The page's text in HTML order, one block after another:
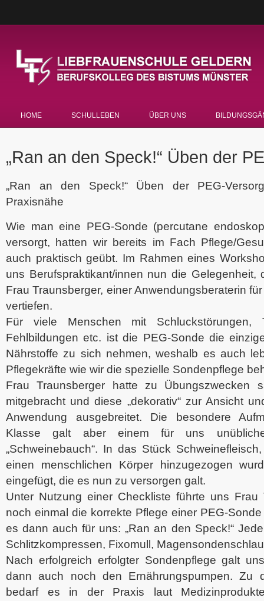
HOME SCHULLEBEN ÜBER UNS
„Ran an den Speck!“ Üben der
„Ran an den Speck!“ Üben der PEG-
Praxisnähe
Wie man eine PEG-Sonde (percutane
versorgt, hatten wir bereits im Fach Pflege/
auch praktisch geübt. Im Rahmen eines
uns Berufspraktikant/innen nun die Gelegenheit,
Frau Traunsberger, einer Anwendungsberaterin
vertiefen.
Für viele Menschen mit Schluckstörungen,
Fehlbildungen etc. ist die PEG-Sonde die
Nährstoffe zu sich nehmen, weshalb es auch
Pflegekräfte wie wir die spezielle Sondenpflege
Frau Traunsberger hatte zu Übungszwecken
mitgebracht und diese „dekorativ“ zur Ansicht
Anwendung ausgebreitet. Die besondere
Klasse galt aber einem für uns
„Schweinebauch“. In das Stück
einen menschlichen Körper hinzugezogen
eingefügt, die es nun zu versorgen galt.
Unter Nutzung einer Checkliste führte uns Frau
noch einmal die korrekte Pflege einer PEG-
es dann auch für uns: „Ran an den Speck!“
Schlitzkompressen, Fixomull,
Nach erfolgreich erfolgter Sondenpflege galt
dann auch noch den Ernährungspumpen. Zu
bedarf es in der Praxis laut